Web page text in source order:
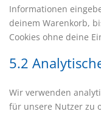
Informationen
deinem Warenkorb,
Cookies ohne deine
5.2
Wir verwenden
für unsere Nutzer zu